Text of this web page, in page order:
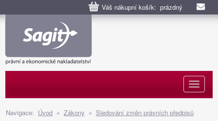
Váš nákupní košík: prázdný
Navigace: Úvod » Zákony » Sledování změn právních předpisů